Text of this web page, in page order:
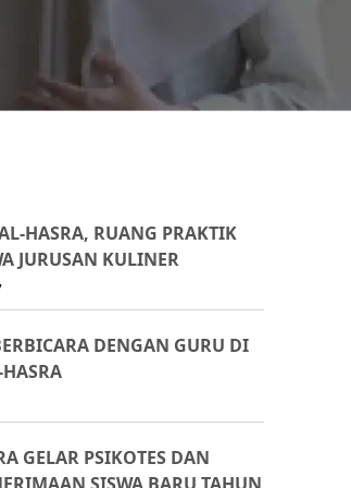
HASRA, RUANG PRAKTIK
JURUSAN KULINER
DENGAN GURU DI
GELAR PSIKOTES DAN